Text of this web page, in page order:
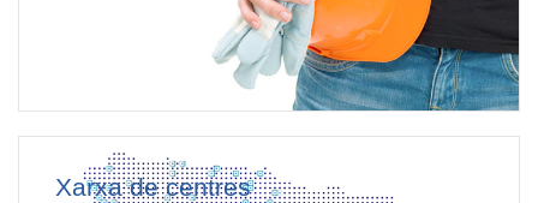
Xarxa de centres